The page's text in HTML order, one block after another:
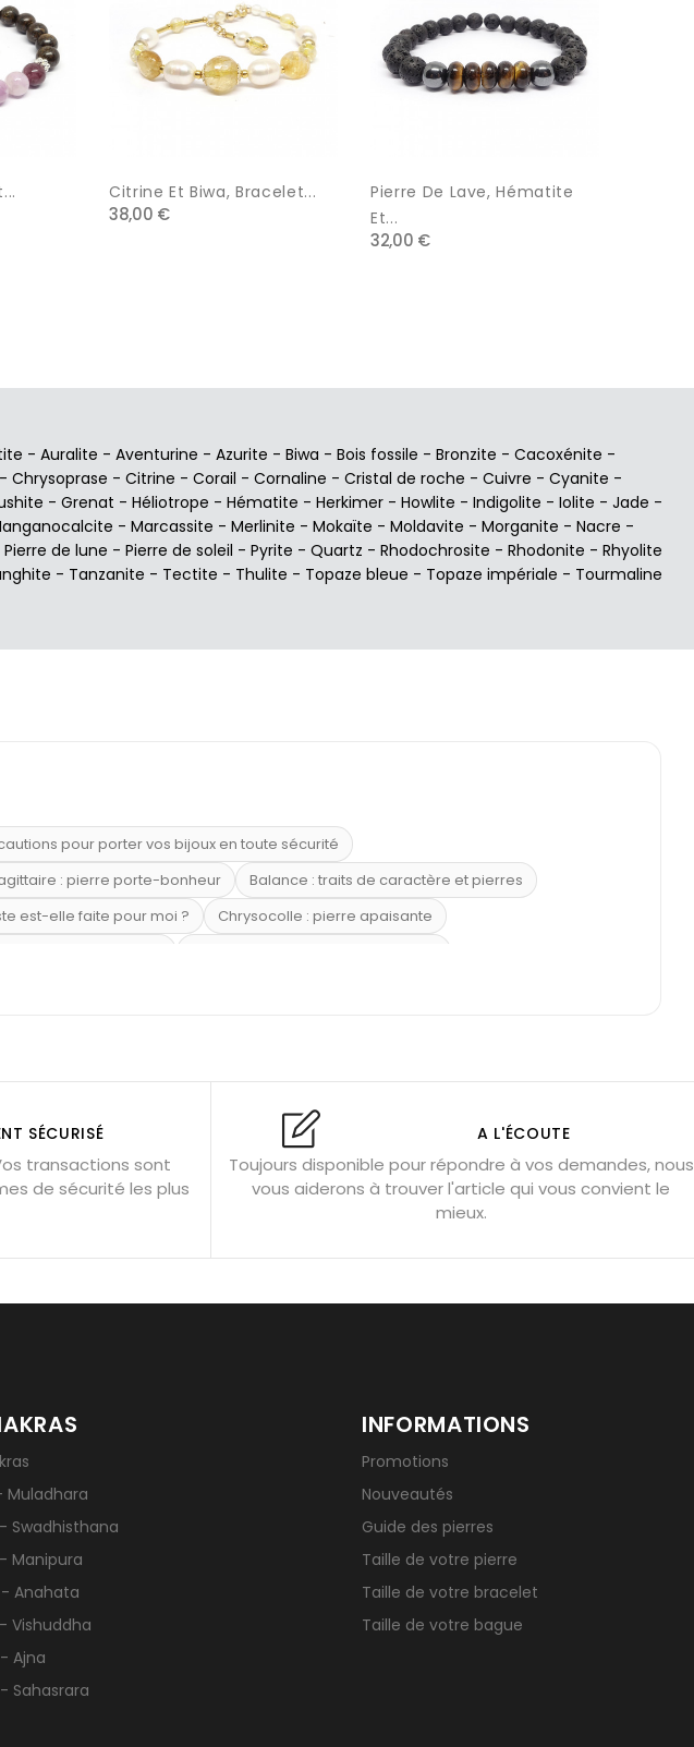
Citrine Et Biwa, Bracelet...
38,00 €
Pierre De Lave, Hématite
Et...
32,00 €
- Auralite - Aventurine - Azurite - Biwa - Bois fossile - Bronzite - Cacoxénite -
- Chrysoprase - Citrine - Corail - Cornaline - Cristal de roche - Cuivre - Cyanite -
- Grenat - Héliotrope - Hématite - Herkimer - Howlite - Indigolite - Iolite - Jade -
- Marcassite - Merlinite - Mokaïte - Moldavite - Morganite - Nacre -
Pierre de lune - Pierre de soleil - Pyrite - Quartz - Rhodochrosite - Rhodonite - Rhyolite
- Tanzanite - Tectite - Thulite - Topaze bleue - Topaze impériale - Tourmaline
pour porter vos bijoux en toute sécurité
: pierre porte-bonheur
Balance : traits de caractère et pierres
est-elle faite pour moi ?
Chrysocolle : pierre apaisante
plusieurs bracelets de pierres
Fluorite : pierre la plus colorée
Bijoux de méditation
Bracelets de perles pour homme
le stress Qu’est-ce qu’une gemme ? Signification des pierres de naissance
SÉCURISÉ
transactions sont
de sécurité les plus
A L'ÉCOUTE
Toujours disponible pour répondre à vos demandes, nous
vous aiderons à trouver l'article qui vous convient le
mieux.
Muladhara
Swadhisthana
Manipura
Anahata
Vishuddha
Ajna
Sahasrara
INFORMATIONS
Promotions
Nouveautés
Guide des pierres
Taille de votre pierre
Taille de votre bracelet
Taille de votre bague